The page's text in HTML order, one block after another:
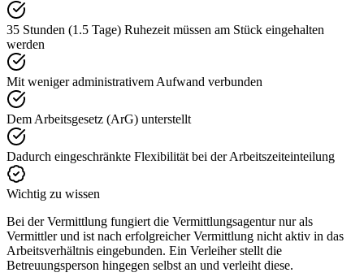
35 Stunden (1.5 Tage) Ruhezeit müssen am Stück eingehalten
werden
Mit weniger administrativem Aufwand verbunden
Dem Arbeitsgesetz (ArG) unterstellt
Dadurch eingeschränkte Flexibilität bei der Arbeitszeiteinteilung
Wichtig zu wissen
Bei der Vermittlung fungiert die Vermittlungsagentur nur als
Vermittler und ist nach erfolgreicher Vermittlung nicht aktiv in das
Arbeitsverhältnis eingebunden. Ein Verleiher stellt die
Betreuungsperson hingegen selbst an und verleiht diese.